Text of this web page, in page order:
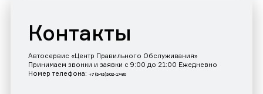
Контакты
Автосервис «Центр Правильного Обслуживания»
Принимаем звонки и заявки с 9:00 до 21:00 Ежедневно
Номер телефона: +7 (343)302-17-80